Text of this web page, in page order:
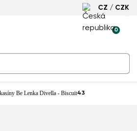
CZ / CZK
0
Be Lenka Divella - Biscuit43
mokasíny Be Lenka Divella